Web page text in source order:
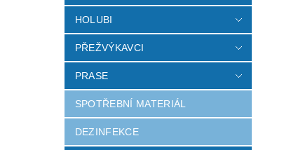
HOLUBI
PŘEŽVÝKAVCI
PRASE
SPOTŘEBNÍ MATERIÁL
DEZINFEKCE